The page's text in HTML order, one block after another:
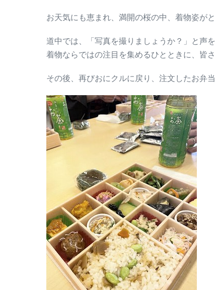
お天気にも恵まれ、満開の桜の中、着物姿が
道中では、「写真を撮りましょうか？」と声
着物ならではの注目を集めるひとときに、皆
その後、再びおにクルに戻り、注文したお弁